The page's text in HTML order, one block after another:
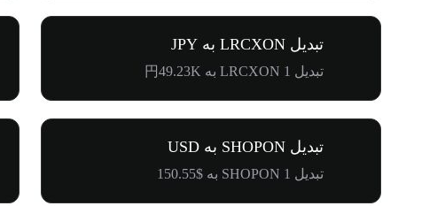
تبدیل LRCXON به JPY
تبدیل 1 LRCXON به 円49.23K
تبدیل SHOPON به USD
تبدیل 1 SHOPON به $150.55